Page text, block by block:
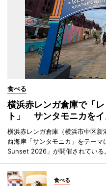
食べる
横浜赤レンガ倉庫で「
ト」 サンタモニカを
横浜赤レンガ倉庫（横浜市中区新
西海岸「サンタモニカ」をテー
Sunset 2026」が開催されている。
食べる